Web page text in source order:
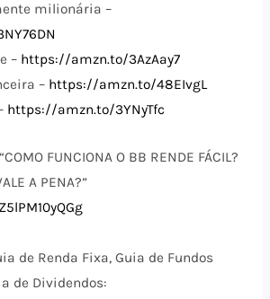
milionária –
– https://amzn.to/3AzAay7
– https://amzn.to/48EIvgL
https://amzn.to/3YNyTfc
FUNCIONA O BB RENDE FÁCIL?
A PENA?”
de Renda Fixa, Guia de Fundos
de Dividendos: